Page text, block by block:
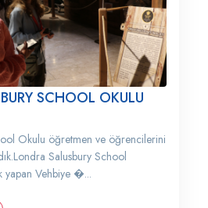
SCHOOL OKULU
Okulu öğretmen ve öğrencilerini
Salusbury School
yapan Vehbiye �...